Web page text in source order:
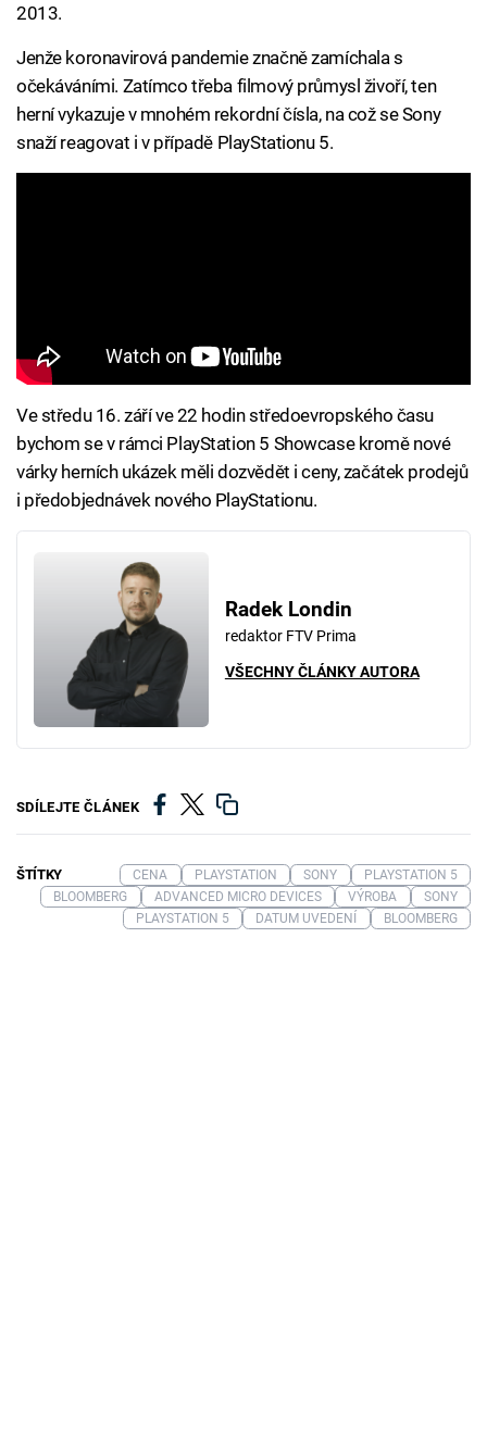
2013.
Jenže koronavirová pandemie značně zamíchala s
očekáváními. Zatímco třeba filmový průmysl živoří, ten
herní vykazuje v mnohém rekordní čísla, na což se Sony
snaží reagovat i v případě PlayStationu 5.
Ve středu 16. září ve 22 hodin středoevropského času
bychom se v rámci PlayStation 5 Showcase kromě nové
várky herních ukázek měli dozvědět i ceny, začátek prodejů
i předobjednávek nového PlayStationu.
Radek Londin
redaktor FTV Prima
VŠECHNY ČLÁNKY AUTORA
SDÍLEJTE ČLÁNEK
ŠTÍTKY CENA PLAYSTATION SONY
PLAYSTATION 5
BLOOMBERG
ADVANCED MICRO DEVICES VÝROBA
SONY
PLAYSTATION 5
DATUM UVEDENÍ BLOOMBERG